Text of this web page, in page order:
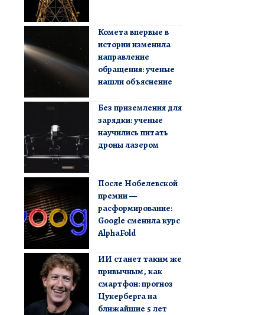
Комета впервые в
истории изменила
направление
обращения: ученые
нашли объяснение
Без приземления для
зарядки: ученые
научились питать
дроны лазером
После Нобелевской
премии —
расформирование:
Google сменила курс
AlphaFold
ИИ станет таким же
привычным, как
смартфон: прогноз
Цукерберга на
ближайшие 5 лет